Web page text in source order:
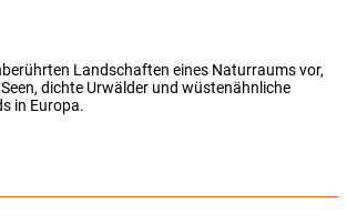
Landschaften eines Naturraums vor,
dichte Urwälder und wüstenähnliche
in Europa.